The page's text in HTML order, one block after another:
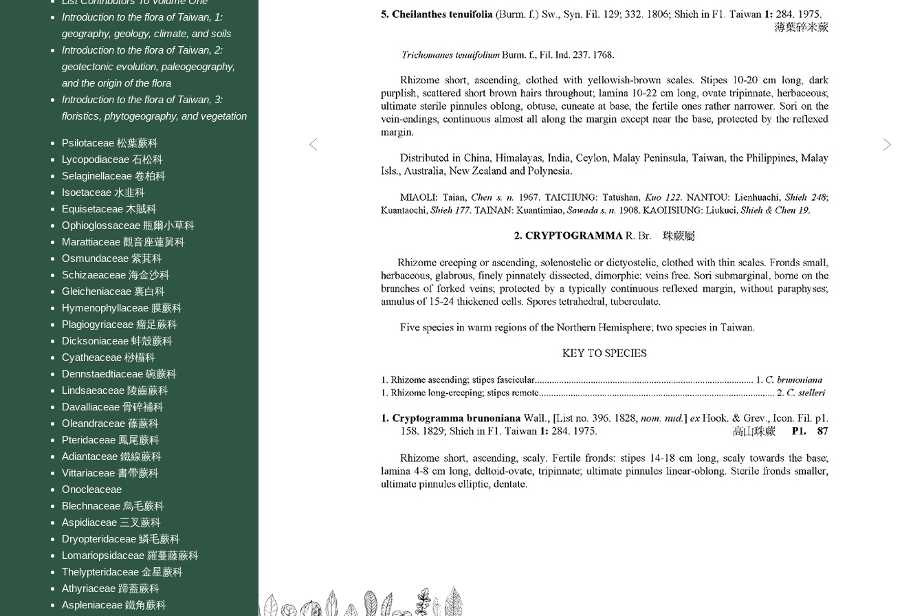
Introduction to the flora of Taiwan, 1:
geography, geology, climate, and soils
Introduction to the flora of Taiwan, 2:
geotectonic evolution, paleogeography,
and the origin of the flora
Introduction to the flora of Taiwan, 3:
floristics, phytogeography, and vegetation
Psilotaceae 松葉蕨科
Lycopodiaceae 石松科
Selaginellaceae 卷柏科
Isoetaceae 水韭科
Equisetaceae 木賊科
Ophioglossaceae 瓶爾小草科
Marattiaceae 觀音座蓮舅科
Osmundaceae 紫萁科
Schizaeaceae 海金沙科
Gleicheniaceae 裏白科
Hymenophyllaceae 膜蕨科
Plagiogyriaceae 瘤足蕨科
Dicksoniaceae 蚌殼蕨科
Cyatheaceae 桫欏科
Dennstaedtiaceae 碗蕨科
Lindsaeaceae 陵齒蕨科
Davalliaceae 骨碎補科
Oleandraceae 蓧蕨科
Pteridaceae 鳳尾蕨科
Adiantaceae 鐵線蕨科
Vittariaceae 書帶蕨科
Onocleaceae
Blechnaceae 烏毛蕨科
Aspidiaceae 三叉蕨科
Dryopteridaceae 鱗毛蕨科
Lomariopsidaceae 羅蔓藤蕨科
Thelypteridaceae 金星蕨科
Athyriaceae 蹄蓋蕨科
Aspleniaceae 鐵角蕨科